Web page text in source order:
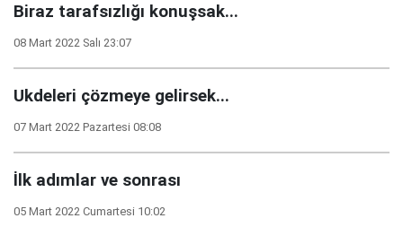
Biraz tarafsızlığı konuşsak...
08 Mart 2022 Salı 23:07
Ukdeleri çözmeye gelirsek...
07 Mart 2022 Pazartesi 08:08
İlk adımlar ve sonrası
05 Mart 2022 Cumartesi 10:02